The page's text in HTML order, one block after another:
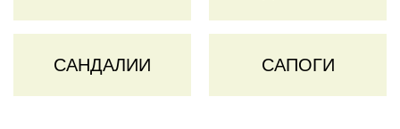
САНДАЛИИ САПОГИ